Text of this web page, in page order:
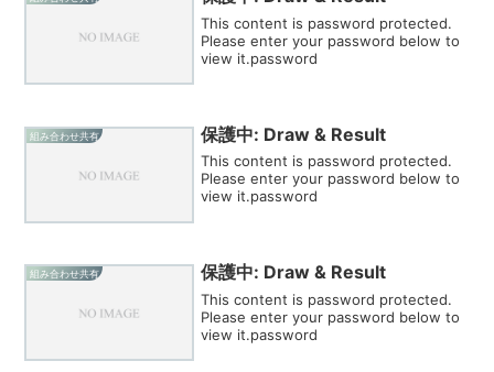
This content is password protected.
Please enter your password below to
view it.password
組み合わせ共有 保護中: Draw & Result
This content is password protected.
Please enter your password below to
view it.password
組み合わせ共有 保護中: Draw & Result
This content is password protected.
Please enter your password below to
view it.password